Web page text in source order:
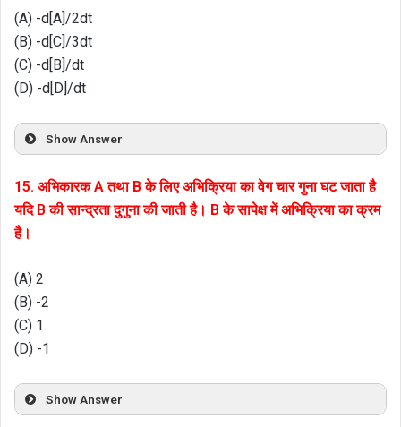
(A) -d[A]/2dt
(B) -d[C]/3dt
(C) -d[B]/dt
(D) -d[D]/dt
Show Answer
15. अभिकारक A तथा B के लिए अभिक्रिया का वेग चार गुना घट जाता है
यदि B की सान्द्रता दुगुना की जाती है। B के सापेक्ष में अभिक्रिया का क्रम
है।
(A) 2
(B) -2
(C) 1
(D) -1
Show Answer